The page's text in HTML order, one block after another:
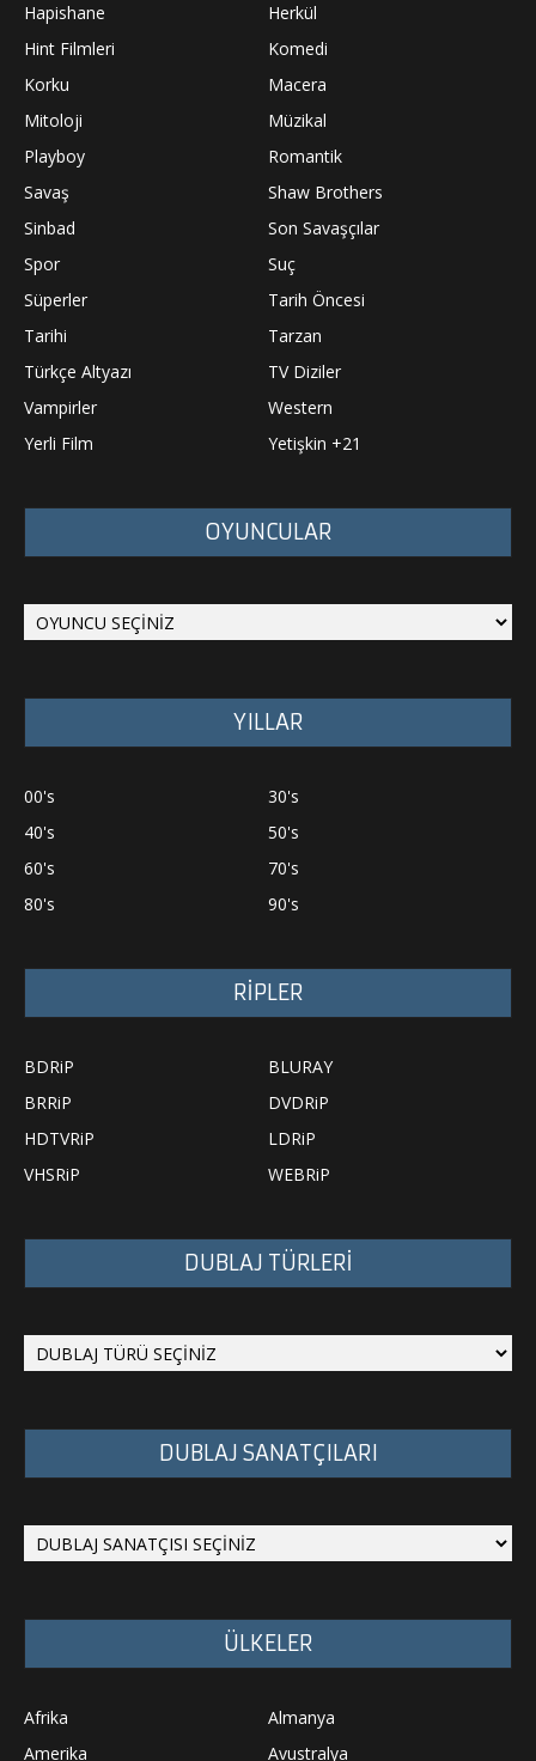
Hapishane
Herkül
Hint Filmleri
Komedi
Korku
Macera
Mitoloji
Müzikal
Playboy
Romantik
Savaş
Shaw Brothers
Sinbad
Son Savaşçılar
Spor
Suç
Süperler
Tarih Öncesi
Tarihi
Tarzan
Türkçe Altyazı
TV Diziler
Vampirler
Western
Yerli Film
Yetişkin +21
OYUNCULAR
YILLAR
00's
30's
40's
50's
60's
70's
80's
90's
RİPLER
BDRiP
BLURAY
BRRiP
DVDRiP
HDTVRiP
LDRiP
VHSRiP
WEBRiP
DUBLAJ TÜRLERİ
DUBLAJ SANATÇILARI
ÜLKELER
Afrika
Almanya
Amerika
Avustralya